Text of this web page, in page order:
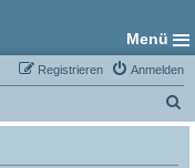
Menü
Anmelden
Registrieren
u